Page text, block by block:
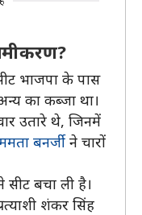
भाजपा के पास
का कब्जा था।
उतारे थे, जिनमें
बनर्जीने चारों
बचा ली है।
शंकर सिंह